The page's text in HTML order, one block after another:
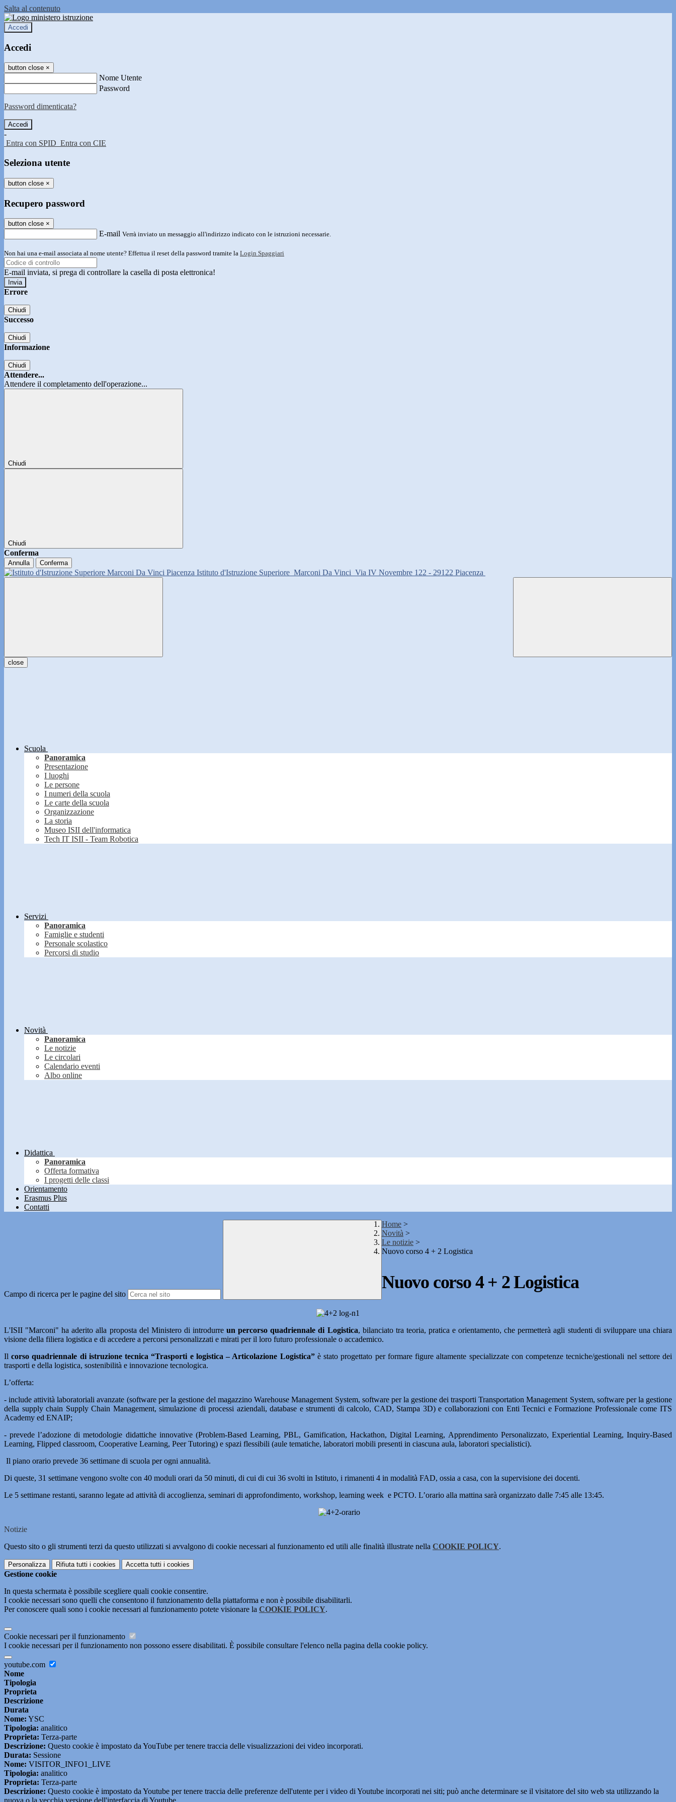
Salta al contenuto
Accedi
Accedi
button close ×
Nome Utente
Password
Password dimenticata?
-
Entra con SPID Entra con CIE
Seleziona utente
button close ×
Recupero password
button close ×
E-mail Verrà inviato un messaggio all'indirizzo indicato con le istruzioni necessarie.
Non hai una e-mail associata al nome utente? Effettua il reset della password tramite la Login Spaggiari
E-mail inviata, si prega di controllare la casella di posta elettronica!
Errore
Chiudi
Successo
Chiudi
Informazione
Chiudi
Attendere...
Attendere il completamento dell'operazione...
Chiudi
Chiudi
Conferma
Annulla Conferma
Istituto d'Istruzione Superiore Marconi Da Vinci Via IV Novembre 122 - 29122 Piacenza
close
Scuola
Panoramica
Presentazione
I luoghi
Le persone
I numeri della scuola
Le carte della scuola
Organizzazione
La storia
Museo ISII dell'informatica
Tech IT ISII - Team Robotica
Servizi
Panoramica
Famiglie e studenti
Personale scolastico
Percorsi di studio
Novità
Panoramica
Le notizie
Le circolari
Calendario eventi
Albo online
Didattica
Panoramica
Offerta formativa
I progetti delle classi
Orientamento
Erasmus Plus
Contatti
Campo di ricerca per le pagine del sito
Home >
Novità >
Le notizie >
Nuovo corso 4 + 2 Logistica
Nuovo corso 4 + 2 Logistica
L'ISII "Marconi" ha aderito alla proposta del Ministero di introdurreun percorso quadriennale di Logistica, bilanciato tra teoria, pratica e orientamento, che permetterà agli studenti di sviluppare una chiara
visione della filiera logistica e di accedere a percorsi personalizzati e mirati per il loro futuro professionale o accademico.
Ilcorso quadriennale di istruzione tecnica “Trasporti e logistica – Articolazione Logistica” è stato progettato per formare figure altamente specializzate con competenze tecniche/gestionali nel settore dei
trasporti e della logistica, sostenibilità e innovazione tecnologica.
L’offerta:
- include attività laboratoriali avanzate (software per la gestione del magazzino Warehouse Management System, software per la gestione dei trasporti Transportation Management System, software per la gestione
della supply chain Supply Chain Management, simulazione di processi aziendali, database e strumenti di calcolo, CAD, Stampa 3D) e collaborazioni con Enti Tecnici e Formazione Professionale come ITS
Academy ed ENAIP;
- prevede l’adozione di metodologie didattiche innovative (Problem-Based Learning, PBL, Gamification, Hackathon, Digital Learning, Apprendimento Personalizzato, Experiential Learning, Inquiry-Based
Learning, Flipped classroom, Cooperative Learning, Peer Tutoring) e spazi flessibili (aule tematiche, laboratori mobili presenti in ciascuna aula, laboratori specialistici).
Il piano orario prevede 36 settimane di scuola per ogni annualità.
Di queste, 31 settimane vengono svolte con 40 moduli orari da 50 minuti, di cui di cui 36 svolti in Istituto, i rimanenti 4 in modalità FAD, ossia a casa, con la supervisione dei docenti.
Le 5 settimane restanti, saranno legate ad attività di accoglienza, seminari di approfondimento, workshop, learning week e PCTO. L’orario alla mattina sarà organizzato dalle 7:45 alle 13:45.
Notizie
Questo sito o gli strumenti terzi da questo utilizzati si avvalgono di cookie necessari al funzionamento ed utili alle finalità illustrate nella COOKIE POLICY.
Personalizza Rifiuta tutti i cookies Accetta tutti i cookies
Gestione cookie
In questa schermata è possibile scegliere quali cookie consentire.
I cookie necessari sono quelli che consentono il funzionamento della piattaforma e non è possibile disabilitarli.
Per conoscere quali sono i cookie necessari al funzionamento potete visionare la COOKIE POLICY.
Cookie necessari per il funzionamento
I cookie necessari per il funzionamento non possono essere disabilitati. È possibile consultare l'elenco nella pagina della cookie policy.
youtube.com
Nome
Tipologia
Proprieta
Descrizione
Durata
Nome: YSC
Tipologia: analitico
Proprieta: Terza-parte
Descrizione: Questo cookie è impostato da YouTube per tenere traccia delle visualizzazioni dei video incorporati.
Durata: Sessione
Nome: VISITOR_INFO1_LIVE
Tipologia: analitico
Proprieta: Terza-parte
Descrizione: Questo cookie è impostato da Youtube per tenere traccia delle preferenze dell'utente per i video di Youtube incorporati nei siti; può anche determinare se il visitatore del sito web sta utilizzando la
nuova o la vecchia versione dell'interfaccia di Youtube.